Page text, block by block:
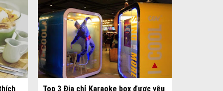
Top 3 Địa chỉ Karaoke box được yêu
Tối ưu